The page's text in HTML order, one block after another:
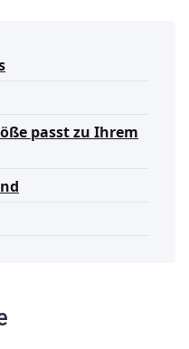
passt zu Ihrem